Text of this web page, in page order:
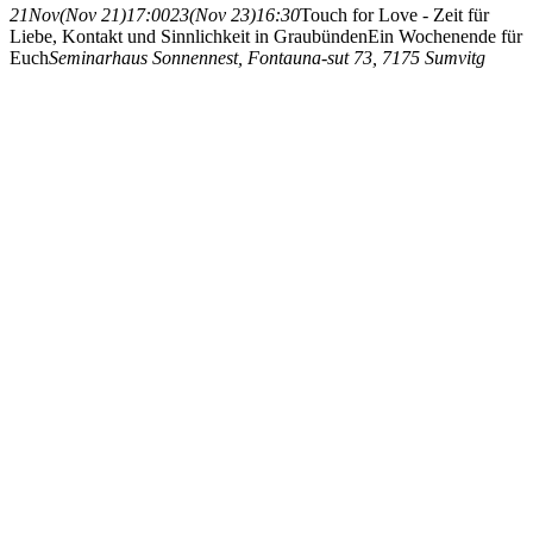
21Nov(Nov 21)17:0023(Nov 23)16:30Touch for Love - Zeit für
Liebe, Kontakt und Sinnlichkeit in GraubündenEin Wochenende für
EuchSeminarhaus Sonnennest, Fontauna-sut 73, 7175 Sumvitg